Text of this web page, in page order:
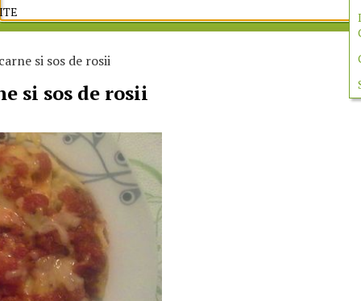
si sos de rosii
si sos de rosii